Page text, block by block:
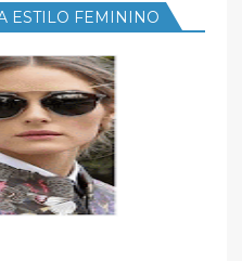
ESTILO FEMININO